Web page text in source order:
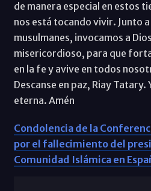
de manera especial en estos
nos está tocando vivir. Junto
musulmanes, invocamos a
misericordioso, para que
en la fe y avive en todos
Descanse en paz, Riay Tatary.
eterna. Amén
Condolencia de la
por el fallecimiento del
Comunidad Islámica en